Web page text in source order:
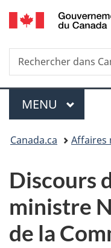
Recherche
Rechercher
dans
Menu
MENU PRINCIPAL
Vous
ici :
Canada.ca Affaires
Discours
ministre
de la